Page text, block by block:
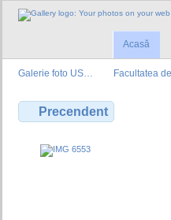
Acasă
Galerie foto US… Facultatea
Precendent